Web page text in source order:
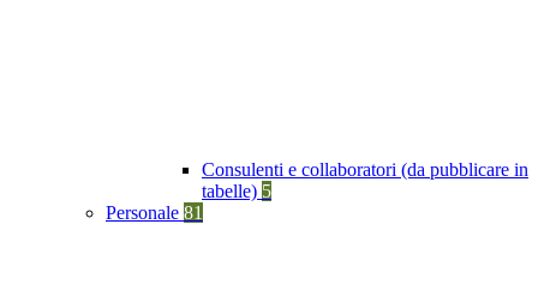
Consulenti e collaboratori (da pubblicare in
tabelle) 5
Personale 81